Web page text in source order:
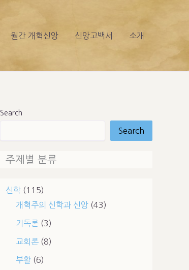
월간 개혁신앙 신앙고백서 소개
Search
Search
주제별 분류
신학(115)
개혁주의 신학과 신앙(43)
기독론(3)
교회론(8)
부활(6)